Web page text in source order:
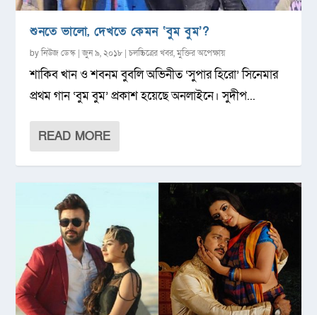
শুনতে ভালো, দেখতে কেমন ‘বুম বুম’?
byনিউজ ডেস্ক |জুন ৯, ২০১৮ |চলচ্চিত্রের খবর,মুক্তির অপেক্ষায়
শাকিব খান ও শবনম বুবলি অভিনীত ‘সুপার হিরো’ সিনেমার
প্রথম গান ‘বুম বুম’ প্রকাশ হয়েছে অনলাইনে। সুদীপ...
READ MORE